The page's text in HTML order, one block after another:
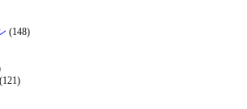
(148)
(121)